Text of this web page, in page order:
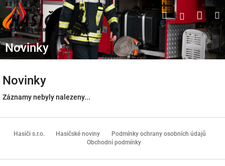
Přejít
na
obsah
HledatPřihlášení
Novinky
Novinky
Záznamy nebyly nalezeny...
a
Hasiči s.r.o. Hasičské noviny
Podmínky ochrany osobních údajů
Obchodní podmínky